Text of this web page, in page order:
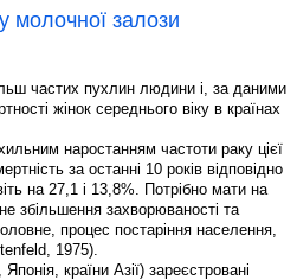
молочної залози
частих пухлин людини і, за даними
жінок середнього віку в країнах
наростанням частоти раку цієї
за останні 10 років відповідно
на 27,1 і 13,8%. Потрібно мати на
збільшення захворюваності та
процес постаріння населення,
1975).
країни Азії) зареєстровані